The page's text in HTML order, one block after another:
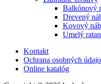
Balkónový
Drevený
Kovový
Umelý
Kontakt
Ochrana osobných
Online katalóg